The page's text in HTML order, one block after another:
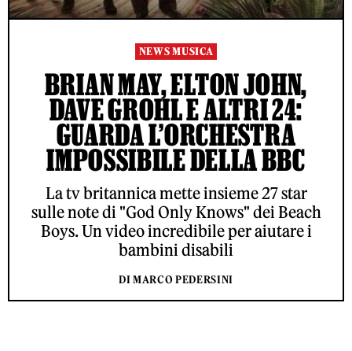
NEWS MUSICA
BRIAN MAY, ELTON JOHN,
DAVE GROHL E ALTRI 24:
GUARDA L’ORCHESTRA
IMPOSSIBILE DELLA BBC
La tv britannica mette insieme 27 star
sulle note di "God Only Knows" dei Beach
Boys. Un video incredibile per aiutare i
bambini disabili
DI MARCO PEDERSINI